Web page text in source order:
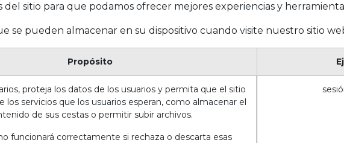
del sitio para que podamos ofrecer mejores experiencias y
se pueden almacenar en su dispositivo cuando visite nuestro sitio
Propósito
proteja los datos de los usuarios y permita que el sitio
los servicios que los usuarios esperan, como almacenar el
de sus cestas o permitir subir archivos.
funcionará correctamente si rechaza o descarta esas